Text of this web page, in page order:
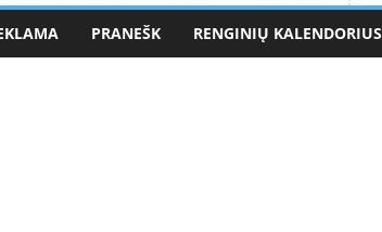
PRANEŠK RENGINIŲ KALENDORIUS